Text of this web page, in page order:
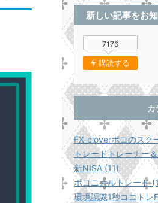
新しい記事をお
7176
購読する
カ
FX-cloverポコのスク
トレードトレーナー
新NISA (11)
ポコニカルトレード
環境認識1秒ココトレ